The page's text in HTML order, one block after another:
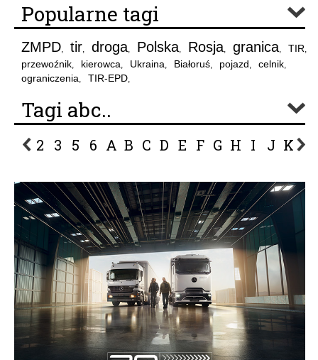
Popularne tagi
ZMPD, tir, droga, Polska, Rosja, granica, TIR,
przewoźnik, kierowca, Ukraina, Białoruś, pojazd, celnik,
ograniczenia, TIR-EPD,
Tagi abc..
2 3 5 6 A B C D E F G H I J K L